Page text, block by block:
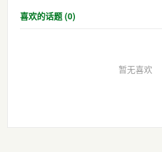
喜欢的话题 (0)
暂无喜欢